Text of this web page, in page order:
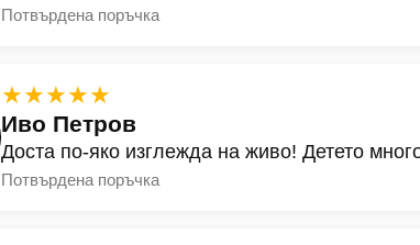
Потвърдена поръчка
★★★★★
Иво Петров
Доста по-яко изглежда на живо! Детето
Потвърдена поръчка